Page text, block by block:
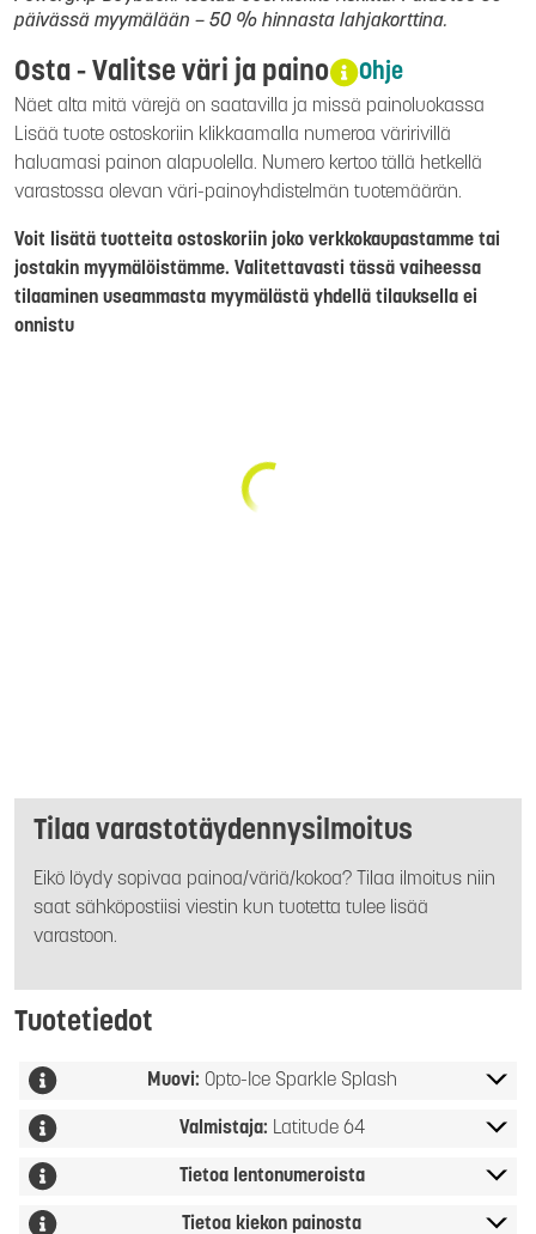
päivässä myymälään – 50 % hinnasta lahjakorttina.
Osta - Valitse väri ja paino Ohje
Näet alta mitä värejä on saatavilla ja missä painoluokassa
Lisää tuote ostoskoriin klikkaamalla numeroa väririvillä
haluamasi painon alapuolella. Numero kertoo tällä hetkellä
varastossa olevan väri-painoyhdistelmän tuotemäärän.
Voit lisätä tuotteita ostoskoriin joko verkkokaupastamme tai
jostakin myymälöistämme. Valitettavasti tässä vaiheessa
tilaaminen useammasta myymälästä yhdellä tilauksella ei
onnistu
Tilaa varastotäydennysilmoitus
Eikö löydy sopivaa painoa/väriä/kokoa? Tilaa ilmoitus niin
saat sähköpostiisi viestin kun tuotetta tulee lisää
varastoon.
Tuotetiedot
Muovi: Opto-Ice Sparkle Splash
Valmistaja: Latitude 64
Tietoa lentonumeroista
Tietoa kiekon painosta